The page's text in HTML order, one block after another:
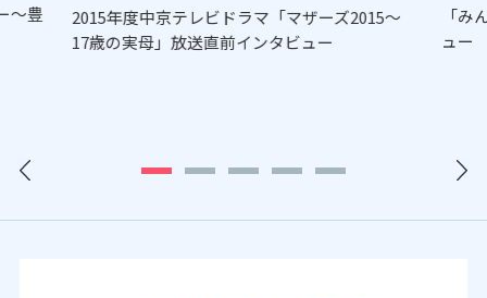
～豊
2015年度中京テレビドラマ「マザーズ2015～
17歳の実母」放送直前インタビュー
「
ュー